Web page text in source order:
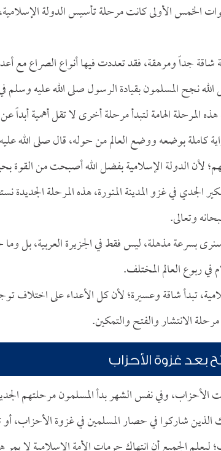
الخمس الأولى كانت مرحلة تأسيس الدولة
جداً ومرهقة، فقد تعددت فيها أنواع الصراع مع
نجح المسلمون بقيادة الرسول صلى الله عليه
المرحلة الهامة لتبدأ مرحلة أخرى لا تقل أهمية أبداً
كاملة بوضعه ووضع العالم من حوله، قال صلى الله
لأن الدولة الإسلامية بفضل الله أصبحت من القوة
الجدي في غزو المدينة المنورة، هذه المرحلة الجديدة
وتعالى.
بسرعة مذهلة، ليس فقط في الجزيرة العربية، بل
في ربوع العالم المختلف.
تبدأ شاقة وعسيرة؛ لأن كل الأعداء على اختلاف
الانتشار والفتح والتمكين.
بعد غزوة الأحزاب
سنة (5) هـ رحلت الأحزاب، وفي نفس الشهر بدأ المسلمون
شاركوا في حصار المسلمين في غزوة الأحزاب، أو